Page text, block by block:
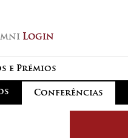
Login
e Prémios
Conferências